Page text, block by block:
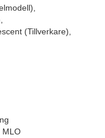
(Tillverkare)
MLO